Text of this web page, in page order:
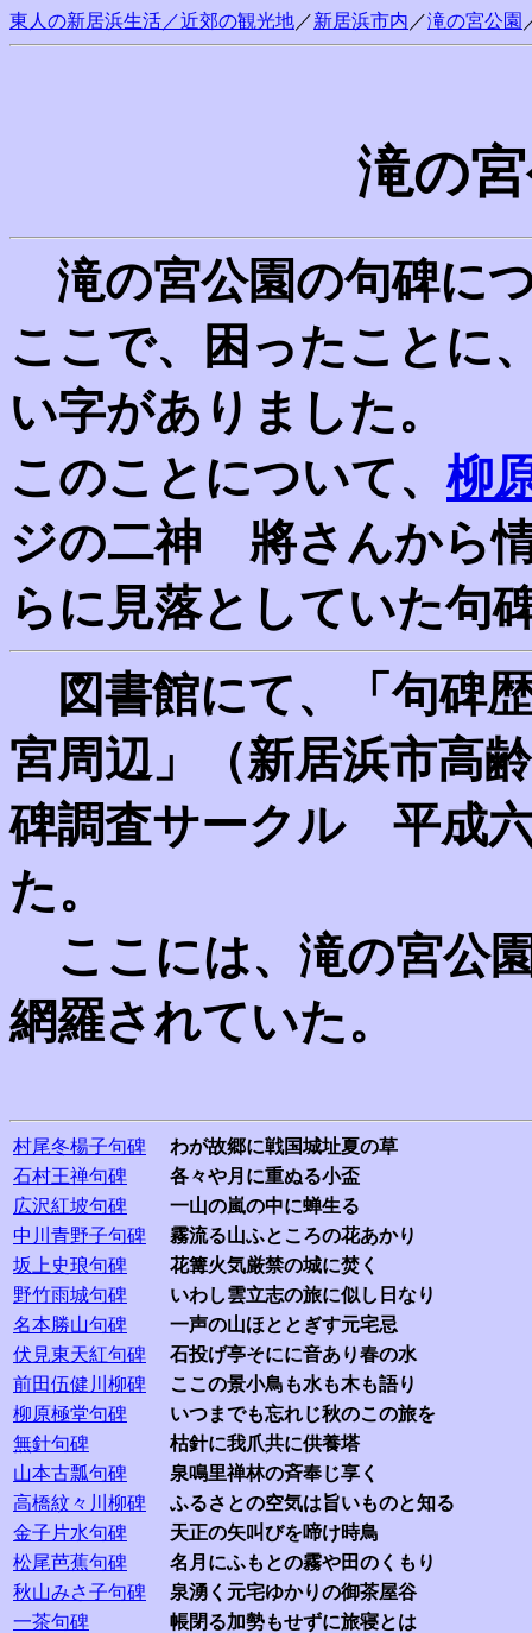
東人の新居浜生活／近郊の観光地／新居浜市内 ／滝の宮公園
滝の
滝の宮公園の句碑に
ここで、困ったことに
い字がありました。
このことについて、柳
ジの二神 將さんから
らに見落としていた句
図書館にて、「句碑
宮周辺」（新居浜市高
碑調査サークル 平成
た。
ここには、滝の宮公
網羅されていた。
村尾冬楊子句碑
わが故郷に戦国城址夏の草
石村王禅句碑
各々や月に重ぬる小盃
広沢紅坡句碑
一山の嵐の中に蝉生る
中川青野子句碑
霧流る山ふところの花あかり
坂上史琅句碑
花篝火気厳禁の城に焚く
野竹雨城句碑
いわし雲立志の旅に似し日なり
名本勝山句碑
一声の山ほととぎす元宅忌
伏見東天紅句碑
石投げ亭そにに音あり春の水
前田伍健川柳碑
ここの景小鳥も水も木も語り
柳原極堂句碑
いつまでも忘れじ秋のこの旅を
無針句碑
枯針に我爪共に供養塔
山本古瓢句碑
泉鳴里禅林の斉奉じ享く
高橋紋々川柳碑
ふるさとの空気は旨いものと知る
金子片水句碑
天正の矢叫びを啼け時鳥
松尾芭蕉句碑
名月にふもとの霧や田のくもり
秋山みさ子句碑
泉湧く元宅ゆかりの御茶屋谷
一茶句碑
帳閉る加勢もせずに旅寝とは